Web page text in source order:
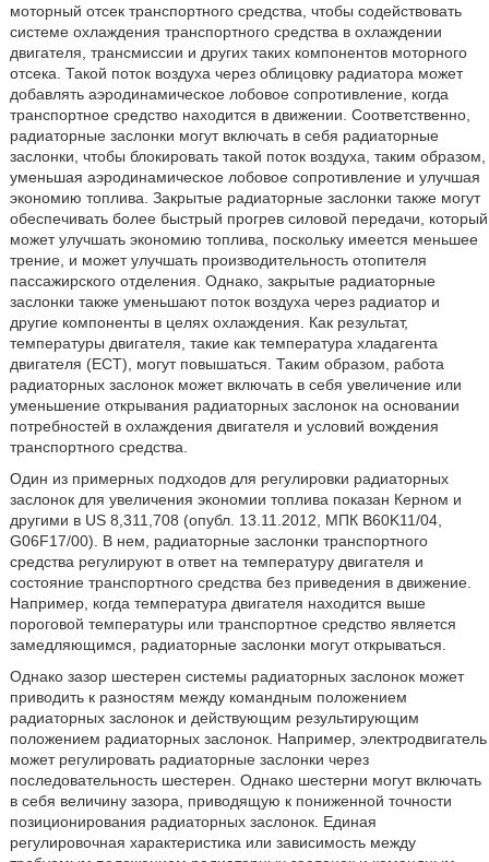
моторный отсек транспортного средства, чтобы содействовать
системе охлаждения транспортного средства в охлаждении
двигателя, трансмиссии и других таких компонентов моторного
отсека. Такой поток воздуха через облицовку радиатора может
добавлять аэродинамическое лобовое сопротивление, когда
транспортное средство находится в движении. Соответственно,
радиаторные заслонки могут включать в себя радиаторные
заслонки, чтобы блокировать такой поток воздуха, таким образом,
уменьшая аэродинамическое лобовое сопротивление и улучшая
экономию топлива. Закрытые радиаторные заслонки также могут
обеспечивать более быстрый прогрев силовой передачи, который
может улучшать экономию топлива, поскольку имеется меньшее
трение, и может улучшать производительность отопителя
пассажирского отделения. Однако, закрытые радиаторные
заслонки также уменьшают поток воздуха через радиатор и
другие компоненты в целях охлаждения. Как результат,
температуры двигателя, такие как температура хладагента
двигателя (ECT), могут повышаться. Таким образом, работа
радиаторных заслонок может включать в себя увеличение или
уменьшение открывания радиаторных заслонок на основании
потребностей в охлаждения двигателя и условий вождения
транспортного средства.
Один из примерных подходов для регулировки радиаторных
заслонок для увеличения экономии топлива показан Керном и
другими в US 8,311,708 (опубл. 13.11.2012, МПК B60K11/04,
G06F17/00). В нем, радиаторные заслонки транспортного
средства регулируют в ответ на температуру двигателя и
состояние транспортного средства без приведения в движение.
Например, когда температура двигателя находится выше
пороговой температуры или транспортное средство является
замедляющимся, радиаторные заслонки могут открываться.
Однако зазор шестерен системы радиаторных заслонок может
приводить к разностям между командным положением
радиаторных заслонок и действующим результирующим
положением радиаторных заслонок. Например, электродвигатель
может регулировать радиаторные заслонки через
последовательность шестерен. Однако шестерни могут включать
в себя величину зазора, приводящую к пониженной точности
позиционирования радиаторных заслонок. Единая
регулировочная характеристика или зависимость между